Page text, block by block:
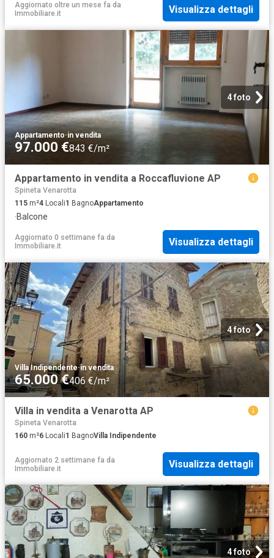
Aggiornato oltre un mese fa da
Immobiliare.it
Visualizza dettagli
4 foto
Appartamento·in vendita
97.000 €843 €/m²
Appartamento in vendita a Roccafluvione AP
Spineta Venarotta
115 m²4 Locali1 BagnoAppartamento
·Balcone
Aggiornato 0 settimane fa da
Immobiliare.it
Visualizza dettagli
4 foto
Villa Indipendente·in vendita
65.000 €406 €/m²
Villa in vendita a Venarotta AP
Spineta Venarotta
160 m²6 Locali1 BagnoVilla Indipendente
Aggiornato 2 settimane fa da
Immobiliare.it
Visualizza dettagli
4 foto